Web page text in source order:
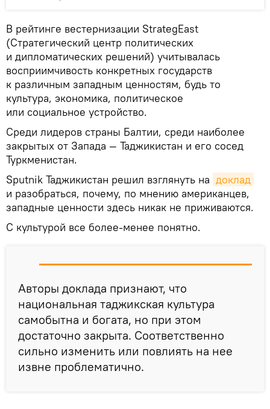
В рейтинге вестернизации StrategEast
(Стратегический центр политических
и дипломатических решений) учитывалась
восприимчивость конкретных государств
к различным западным ценностям, будь то
культура, экономика, политическое
или социальное устройство.
Среди лидеров страны Балтии, среди наиболее
закрытых от Запада — Таджикистан и его сосед
Туркменистан.
Sputnik Таджикистан решил взглянуть на доклад
и разобраться, почему, по мнению американцев,
западные ценности здесь никак не приживаются.
С культурой все более-менее понятно.
Авторы доклада признают, что
национальная таджикская культура
самобытна и богата, но при этом
достаточно закрыта. Соответственно
сильно изменить или повлиять на нее
извне проблематично.